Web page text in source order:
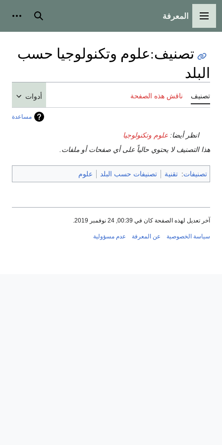
القائمة الرئيسية
المعرفة بحث
تصنيف:علوم وتكنولوجيا حسب
البلد
تصنيف ناقش هذه الصفحة أدوات
مساعدة
انظر أيضا:علوم وتكنولوجيا
هذا التصنيف لا يحتوي حالياً على أي صفحات أو ملفات.
تصنيفات: تقنية تصنيفات حسب البلد علوم
آخر تعديل لهذه الصفحة كان في 00:39, 24 نوفمبر 2019.
سياسة الخصوصية عن المعرفة عدم مسؤولية